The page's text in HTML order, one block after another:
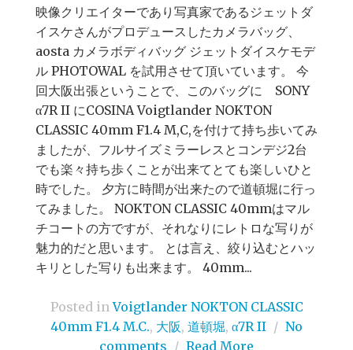
映像クリエイターであり写真家であるジェットダ
イスケさんがプロデュースしたカメラバッグ、
aosta カメラボディバッグ ジェットダイスケモデ
ル PHOTOWAL を試用させて頂いています。 今
回大阪出張ということで、このバッグに SONY
α7R II にCOSINA Voigtlander NOKTON
CLASSIC 40mm F1.4 M,C,を付けて持ち歩いてみ
ましたが、フルサイズミラーレスとコンデジ2台
でも楽々持ち歩くことが出来てとても楽しいひと
時でした。 夕方に時間が出来たので道頓堀に行っ
てみました。 NOKTON CLASSIC 40mmはマル
チコートの方ですが、それなりにレトロな写りが
魅力的だと思います。 とは言え、絞り込むとハッ
キリとした写りも出来ます。 40mm...
Posted inVoigtlander NOKTON CLASSIC
40mm F1.4 M.C., 大阪, 道頓堀, α7R II / No
comments / Read More